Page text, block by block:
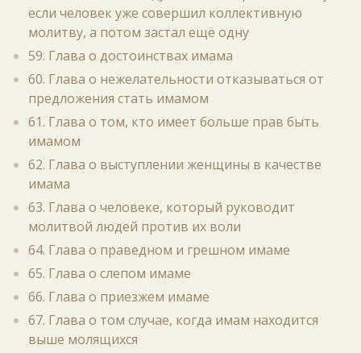
если человек уже совершил коллективную
молитву, а потом застал ещё одну
59. Глава о достоинствах имама
60. Глава о нежелательности отказываться от
предложения стать имамом
61. Глава о том, кто имеет больше прав быть
имамом
62. Глава о выступлении женщины в качестве
имама
63. Глава о человеке, который руководит
молитвой людей против их воли
64. Глава о праведном и грешном имаме
65. Глава о слепом имаме
66. Глава о приезжем имаме
67. Глава о том случае, когда имам находится
выше молящихся